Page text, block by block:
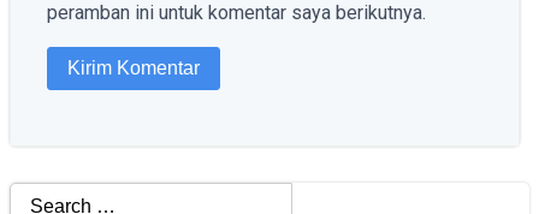
peramban ini untuk komentar saya berikutnya.
Search